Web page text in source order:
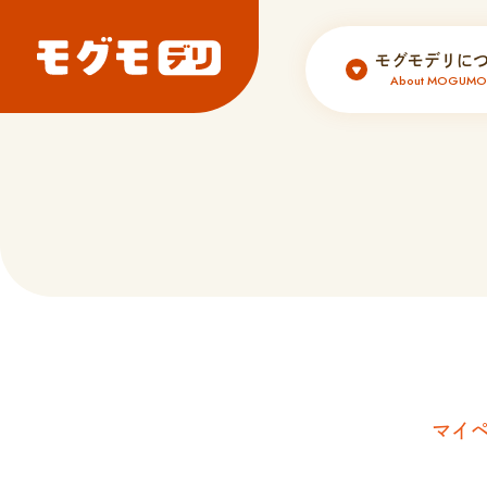
モグモデリに
About
マイ